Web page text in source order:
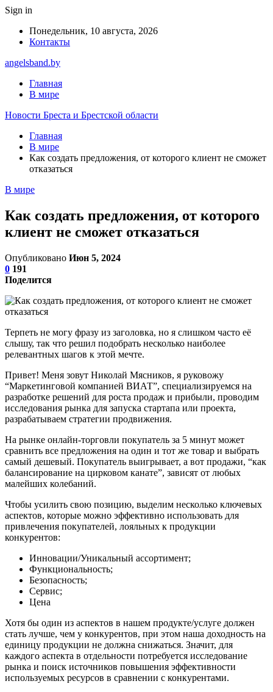
Sign in
Понедельник, 10 августа, 2026
Контакты
angelsband.by
Главная
В мире
Новости Бреста и Брестской области
Главная
В мире
Как создать предложения, от которого клиент не сможет
отказаться
В мире
Как создать предложения, от которого
клиент не сможет отказаться
Опубликовано Июн 5, 2024
0 191
Поделится
Терпеть не могу фразу из заголовка, но я слишком часто её
слышу, так что решил подобрать несколько наиболее
релевантных шагов к этой мечте.
Привет! Меня зовут Николай Мясников, я руковожу
“Маркетинговой компанией ВИАТ”, специализируемся на
разработке решений для роста продаж и прибыли, проводим
исследования рынка для запуска стартапа или проекта,
разрабатываем стратегии продвижения.
На рынке онлайн-торговли покупатель за 5 минут может
сравнить все предложения на один и тот же товар и выбрать
самый дешевый. Покупатель выигрывает, а вот продажи, “как
балансирование на цирковом канате”, зависят от любых
малейших колебаний.
Чтобы усилить свою позицию, выделим несколько ключевых
аспектов, которые можно эффективно использовать для
привлечения покупателей, лояльных к продукции
конкурентов:
Инновации/Уникальный ассортимент;
Функциональность;
Безопасность;
Сервис;
Цена
Хотя бы один из аспектов в нашем продукте/услуге должен
стать лучше, чем у конкурентов, при этом наша доходность на
единицу продукции не должна снижаться. Значит, для
каждого аспекта в отдельности потребуется исследование
рынка и поиск источников повышения эффективности
используемых ресурсов в сравнении с конкурентами.